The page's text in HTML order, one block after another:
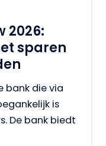
2026:
sparen
bank die via
is
De bank biedt